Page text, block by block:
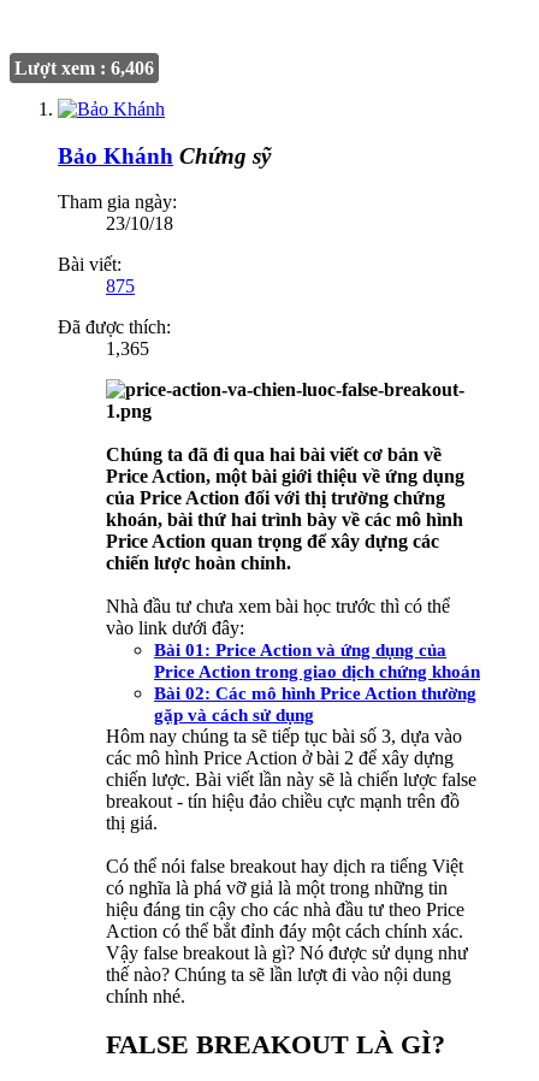
Lượt xem : 6,406
Bảo Khánh Chứng sỹ
Tham gia ngày:
23/10/18
Bài viết:
875
Đã được thích:
1,365
Chúng ta đã đi qua hai bài viết cơ bản về
Price Action, một bài giới thiệu về ứng dụng
của Price Action đối với thị trường chứng
khoán, bài thứ hai trình bày về các mô hình
Price Action quan trọng để xây dựng các
chiến lược hoàn chỉnh.
Nhà đầu tư chưa xem bài học trước thì có thể
vào link dưới đây:
Bài 01: Price Action và ứng dụng của
Price Action trong giao dịch chứng khoán
Bài 02: Các mô hình Price Action thường
gặp và cách sử dụng
Hôm nay chúng ta sẽ tiếp tục bài số 3, dựa vào
các mô hình Price Action ở bài 2 để xây dựng
chiến lược. Bài viết lần này sẽ là chiến lược false
breakout - tín hiệu đảo chiều cực mạnh trên đồ
thị giá.
Có thể nói false breakout hay dịch ra tiếng Việt
có nghĩa là phá vỡ giả là một trong những tin
hiệu đáng tin cậy cho các nhà đầu tư theo Price
Action có thể bắt đỉnh đáy một cách chính xác.
Vậy false breakout là gì? Nó được sử dụng như
thế nào? Chúng ta sẽ lần lượt đi vào nội dung
chính nhé.
FALSE BREAKOUT LÀ GÌ?